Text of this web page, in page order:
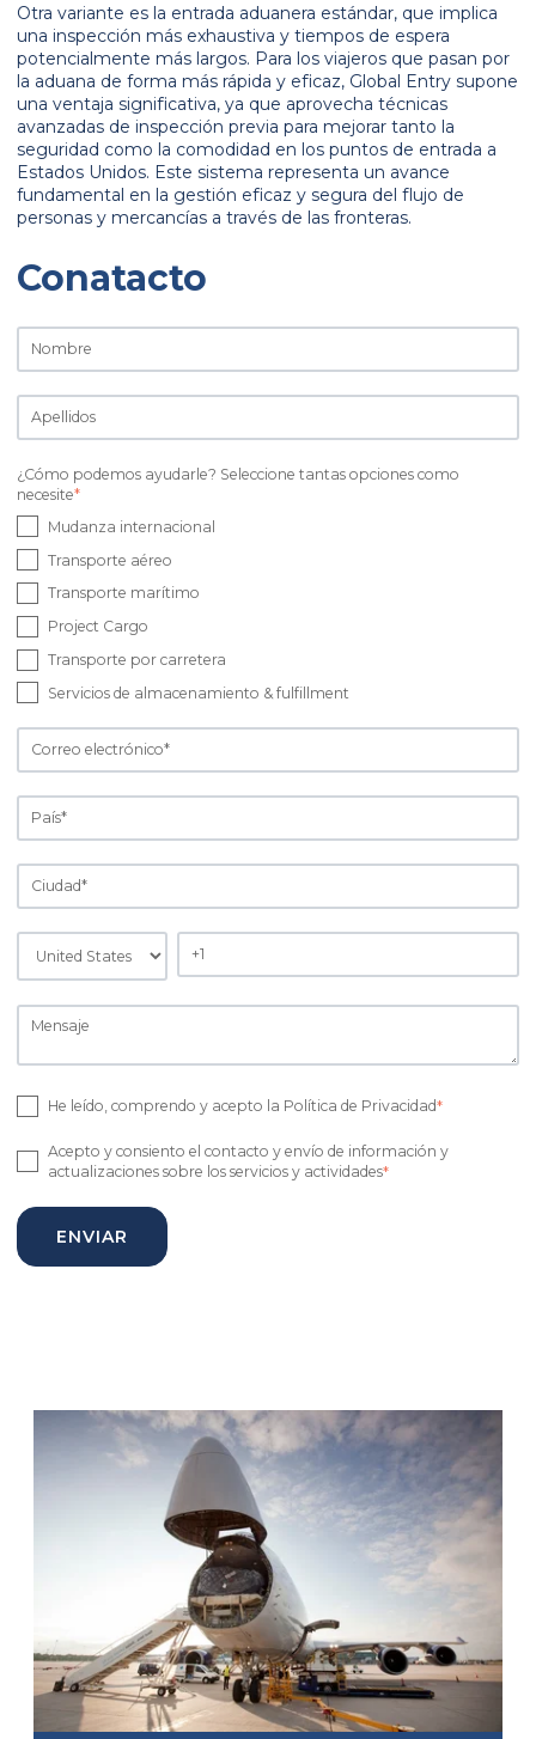
Otra variante es la entrada aduanera estándar, que implica
una inspección más exhaustiva y tiempos de espera
potencialmente más largos. Para los viajeros que pasan por
la aduana de forma más rápida y eficaz, Global Entry supone
una ventaja significativa, ya que aprovecha técnicas
avanzadas de inspección previa para mejorar tanto la
seguridad como la comodidad en los puntos de entrada a
Estados Unidos. Este sistema representa un avance
fundamental en la gestión eficaz y segura del flujo de
personas y mercancías a través de las fronteras.
Conatacto
¿Cómo podemos ayudarle? Seleccione tantas opciones como
necesite*
Mudanza internacional
Transporte aéreo
Transporte marítimo
Project Cargo
Transporte por carretera
Servicios de almacenamiento & fulfillment
He leído, comprendo y acepto la Política de Privacidad*
Acepto y consiento el contacto y envío de información y
actualizaciones sobre los servicios y actividades*